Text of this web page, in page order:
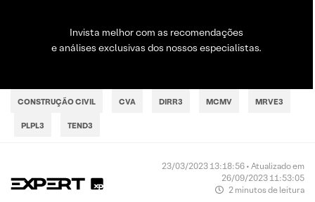
Invista melhor com as recomendações
e análises exclusivas dos nossos especialistas.
CONSTRUÇÃO CIVIL CVA DIRR3 MCMV MRVE3
PLPL3 TEND3
23/03/2023 13:18:56 • Atualizado em
26/09/2023 11:53:05
2 minutos de leitura